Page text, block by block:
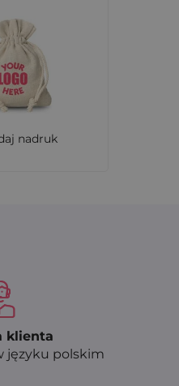
nadruk
klienta
języku polskim